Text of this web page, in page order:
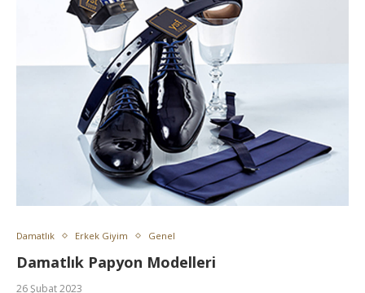
Damatlık Erkek Giyim Genel
Damatlık Papyon Modelleri
26 Şubat 2023